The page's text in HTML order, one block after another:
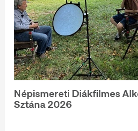
Népismereti Diákfilmes
Sztána 2026